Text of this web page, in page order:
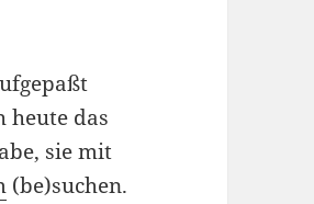
heute das
sie mit
(be)suchen.